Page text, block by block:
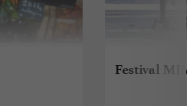
Festival